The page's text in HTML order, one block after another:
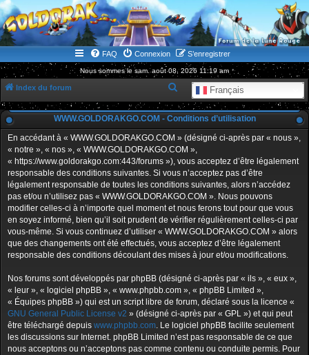
WWW.GOLDORAKGO.COM
le site de la Lune Rouge
FAQ Connexion S’enregistrer
Nous sommes le sam. août 08, 2026 11:19 am
Index du forum Français
e
c
h
e
r
c
e
r
WWW.GOLDORAKGO.COM - Conditions d’utilisation
En accédant à « WWW.GOLDORAKGO.COM » (désigné ci-après par « nous »,
« notre », « nos », « WWW.GOLDORAKGO.COM »,
« https://www.goldorakgo.com:443/forums »), vous acceptez d’être légalement
responsable des conditions suivantes. Si vous n’acceptez pas d’être
légalement responsable de toutes les conditions suivantes, alors n’accédez
pas et/ou n’utilisez pas « WWW.GOLDORAKGO.COM ». Nous pouvons
modifier celles-ci à n’importe quel moment et nous ferons tout pour que vous
en soyez informé, bien qu’il soit prudent de vérifier régulièrement celles-ci par
vous-même. Si vous continuez d’utiliser « WWW.GOLDORAKGO.COM » alors
que des changements ont été effectués, vous acceptez d’être légalement
responsable des conditions découlant des mises à jour et/ou modifications.
Nos forums sont développés par phpBB (désigné ci-après par « ils », « eux »,
« leur », « logiciel phpBB », « www.phpbb.com », « phpBB Limited »,
« Équipes phpBB ») qui est un script libre de forum, déclaré sous la licence «
GNU General Public License v2 » (désigné ci-après par « GPL ») et qui peut
être téléchargé depuis www.phpbb.com. Le logiciel phpBB facilite seulement
les discussions sur Internet. phpBB Limited n’est pas responsable de ce que
nous acceptons ou n’acceptons pas comme contenu ou conduite permis. Pour